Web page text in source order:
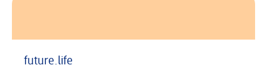
future.life